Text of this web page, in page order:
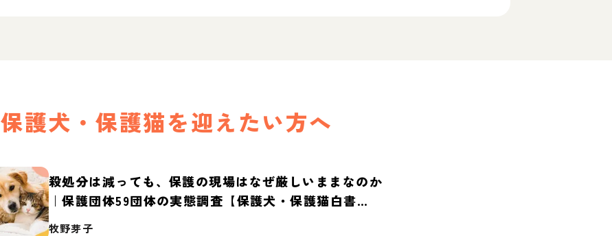
保護犬・保護猫を迎えたい方へ
殺処分は減っても、保護の現場はなぜ厳しいままなのか
｜保護団体59団体の実態調査【保護犬・保護猫白書
2026】
牧野芽子